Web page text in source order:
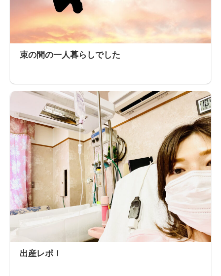
束の間の一人暮らしでした
出産レポ！